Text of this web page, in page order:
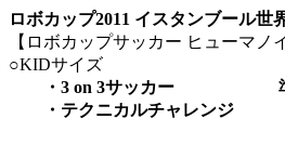
ロボカップ2011 イスタンブール世
【ロボカップサッカー ヒューマノ
○KIDサイズ
・ 3 on 3サッカー 準
・テクニカルチャレンジ